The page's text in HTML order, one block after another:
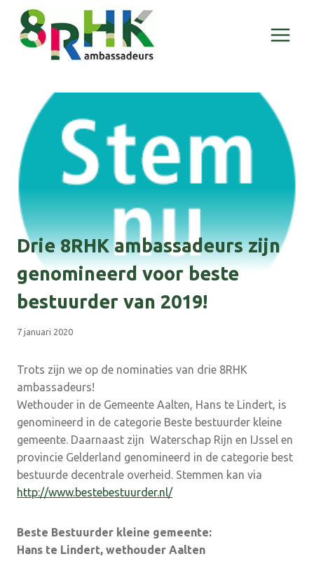
Doorgaan
naar
inhoud
Drie 8RHK ambassadeurs zijn
genomineerd voor beste
bestuurder van 2019!
7 januari 2020
Trots zijn we op de nominaties van drie 8RHK
ambassadeurs!
Wethouder in de Gemeente Aalten, Hans te Lindert, is
genomineerd in de categorie Beste bestuurder kleine
gemeente. Daarnaast zijn Waterschap Rijn en IJssel en
provincie Gelderland genomineerd in de categorie best
bestuurde decentrale overheid. Stemmen kan via
http://www.bestebestuurder.nl/
Beste Bestuurder kleine gemeente:
Hans te Lindert, wethouder Aalten